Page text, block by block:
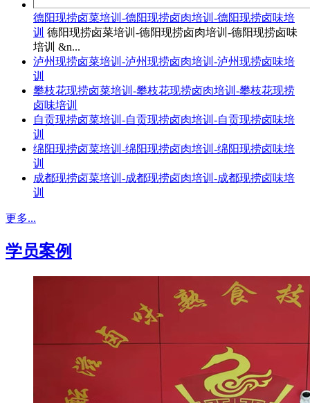
德阳现捞卤菜培训-德阳现捞卤肉培训-德阳现捞卤味培
训 德阳现捞卤菜培训-德阳现捞卤肉培训-德阳现捞卤味
培训 &n...
泸州现捞卤菜培训-泸州现捞卤肉培训-泸州现捞卤味培
训
攀枝花现捞卤菜培训-攀枝花现捞卤肉培训-攀枝花现捞
卤味培训
自贡现捞卤菜培训-自贡现捞卤肉培训-自贡现捞卤味培
训
绵阳现捞卤菜培训-绵阳现捞卤肉培训-绵阳现捞卤味培
训
成都现捞卤菜培训-成都现捞卤肉培训-成都现捞卤味培
训
更多...
学员案例